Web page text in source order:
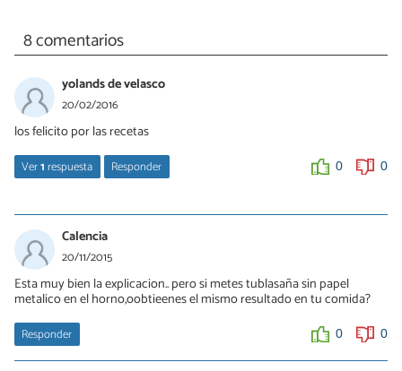
8 comentarios
yolands de velasco
20/02/2016
los felicito por las recetas
Ver1respuesta Responder 0 0
18/04/2016
gracias xd
0
Calencia
20/11/2015
Esta muy bien la explicacion.. pero si metes tublasaña sin papel
metalico en el horno,oobtieenes el mismo resultado en tu comida?
Responder 0 0